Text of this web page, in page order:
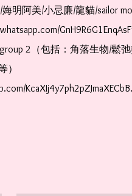
明阿美/小忌廉/龍貓/sailor
2（包括：角落生物/鬆
）
KcaXIj4y7ph2pZJmaXECbB.